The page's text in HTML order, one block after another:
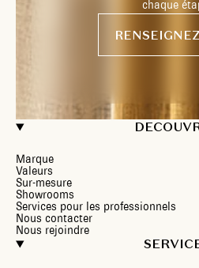
Marque
Valeurs
Sur-mesure
Showrooms
Services pour les professionnels
Nous contacter
Nous rejoindre
chaque